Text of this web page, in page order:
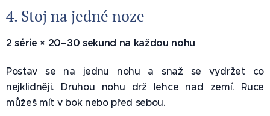
4. Stoj na jedné noze 🛡️
2 série × 20–30 sekund na každou nohu
Postav se na jednu nohu a snaž se vydržet co
nejklidněji. Druhou nohu drž lehce nad zemí. Ruce
můžeš mít v bok nebo před sebou.